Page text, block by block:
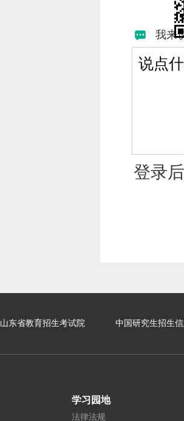
我来
登录
山东省教育招生考试院 中国研究生招生
学习园地
法律法规